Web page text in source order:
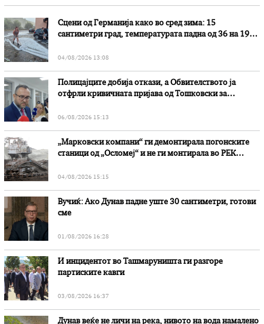
Сцени од Германија како во сред зима: 15
сантиметри град, температурата падна од 36 на 19
04/08/2026 13:08
Полицајците добија откази, а Обвителството ја
отфрли кривичната пријава од Тошковски за
06/08/2026 15:13
„Марковски компани“ ги демонтирала погонските
станици од „Осломеј“ и не ги монтирала во РЕК
04/08/2026 15:15
Вучиќ: Ако Дунав падне уште 30 сантиметри, готови
сме
01/08/2026 16:28
И инцидентот во Ташмаруништa ги разгоре
партиските кавги
03/08/2026 16:37
Дунав веќе не личи на река, нивото на вода намалено